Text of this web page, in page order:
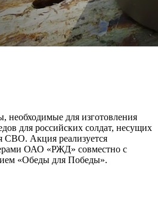
необходимые для изготовления
для российских солдат, несущих
СВО. Акция реализуется
ОАО «РЖД» совместно с
«Обеды для Победы».